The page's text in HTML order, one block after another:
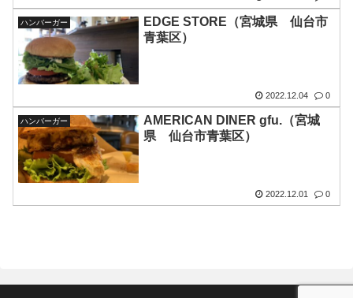
ハンバーガー
EDGE STORE（宮城県 仙台市
青葉区）
2022.12.04 0
ハンバーガー
AMERICAN DINER gfu.（宮城
県 仙台市青葉区）
2022.12.01 0